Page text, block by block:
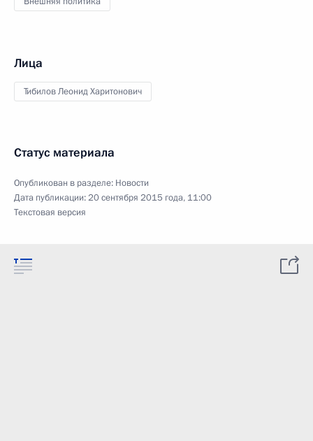
Лица
Тибилов Леонид Харитонович
Статус материала
Опубликован в разделе: Новости
Дата публикации:20 сентября 2015 года, 11:00
Текстовая версия